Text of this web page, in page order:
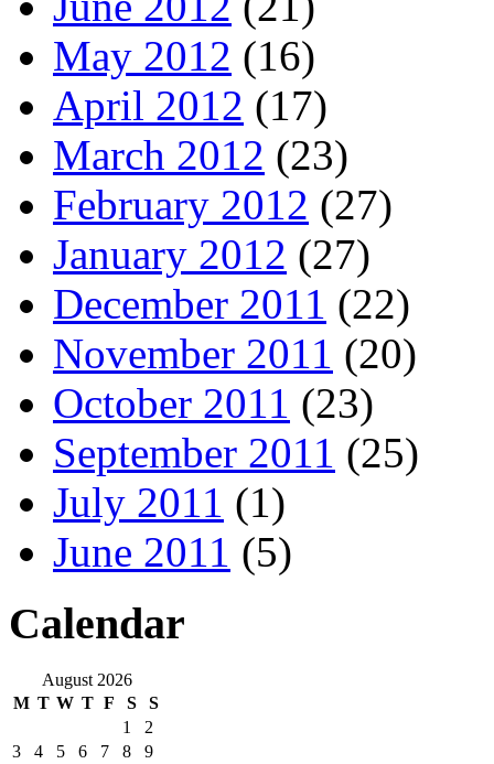
May 2012 (16)
April 2012 (17)
March 2012 (23)
February 2012 (27)
January 2012 (27)
December 2011 (22)
November 2011 (20)
October 2011 (23)
September 2011 (25)
July 2011 (1)
June 2011 (5)
Calendar
August 2026
M T W T F S
S
1
2
3
4 5 6 7 8
9